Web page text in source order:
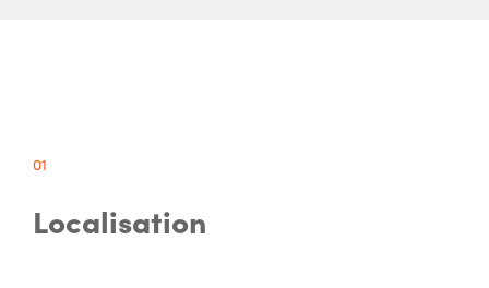
01
Localisation